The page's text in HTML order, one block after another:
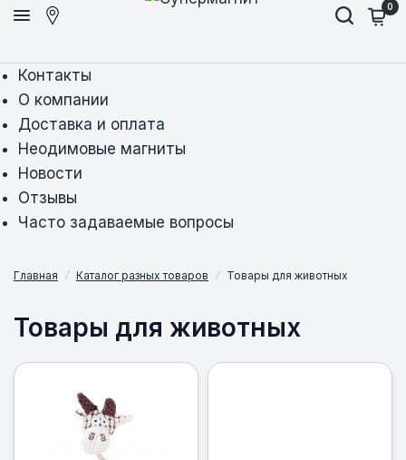
0
Контакты
О компании
Доставка и оплата
Неодимовые магниты
Новости
Отзывы
Часто задаваемые вопросы
Главная / Каталог разных товаров / Товары для животных
Товары для животных